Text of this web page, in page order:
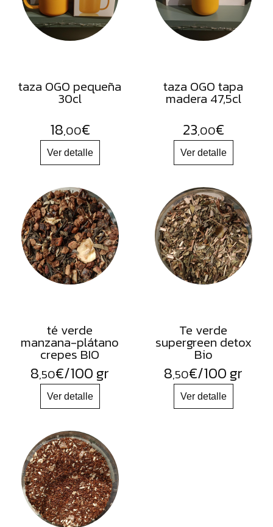
FRUTOS
SECOS
SAL
HARINAS
ACEITES
FLORES
PRODUCTOS
ACCESORIOS
ALIMENTOS
DESHIDRATADOS
taza OGO pequeña
30cl
18,00€
taza OGO tapa
madera 47,5cl
23,00€
té verde
manzana-plátano
crepes BIO
8,50€/100 gr
Te verde
supergreen detox
Bio
8,50€/100 gr